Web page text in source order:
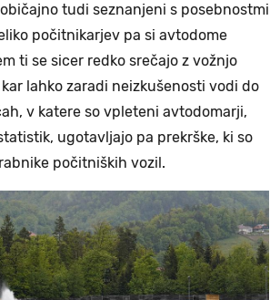
tudi seznanjeni s posebnostmi
počitnikarjev pa si avtodome
ti se sicer redko srečajo z vožnjo
lahko zaradi neizkušenosti vodi do
v katere so vpleteni avtodomarji,
ugotavljajo pa prekrške, ki so
počitniških vozil.